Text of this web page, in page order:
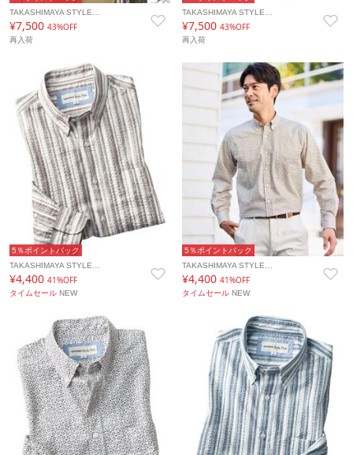
TAKASHIMAYA STYLE…
¥7,500 43%OFF
再入荷
TAKASHIMAYA STYLE…
¥7,50043%OFF
再入荷
5％ポイントバック
TAKASHIMAYA STYLE…
¥4,400 41%OFF
タイムセール NEW
5％ポイントバック
TAKASHIMAYA STYLE…
¥4,40041%OFF
タイムセールNEW